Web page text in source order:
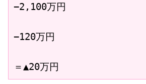
−2,100万円
−120万円
＝▲20万円